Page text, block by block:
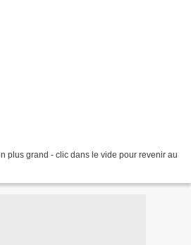
plus grand - clic dans le vide pour revenir au